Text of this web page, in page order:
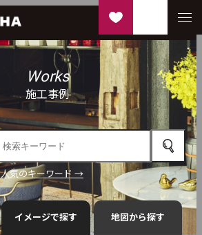
Works
施工事例
人気のキーワード →
イメージで探す 地図から探す